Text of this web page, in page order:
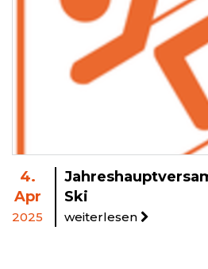
4.
Apr
2025
Ski
weiterlesen